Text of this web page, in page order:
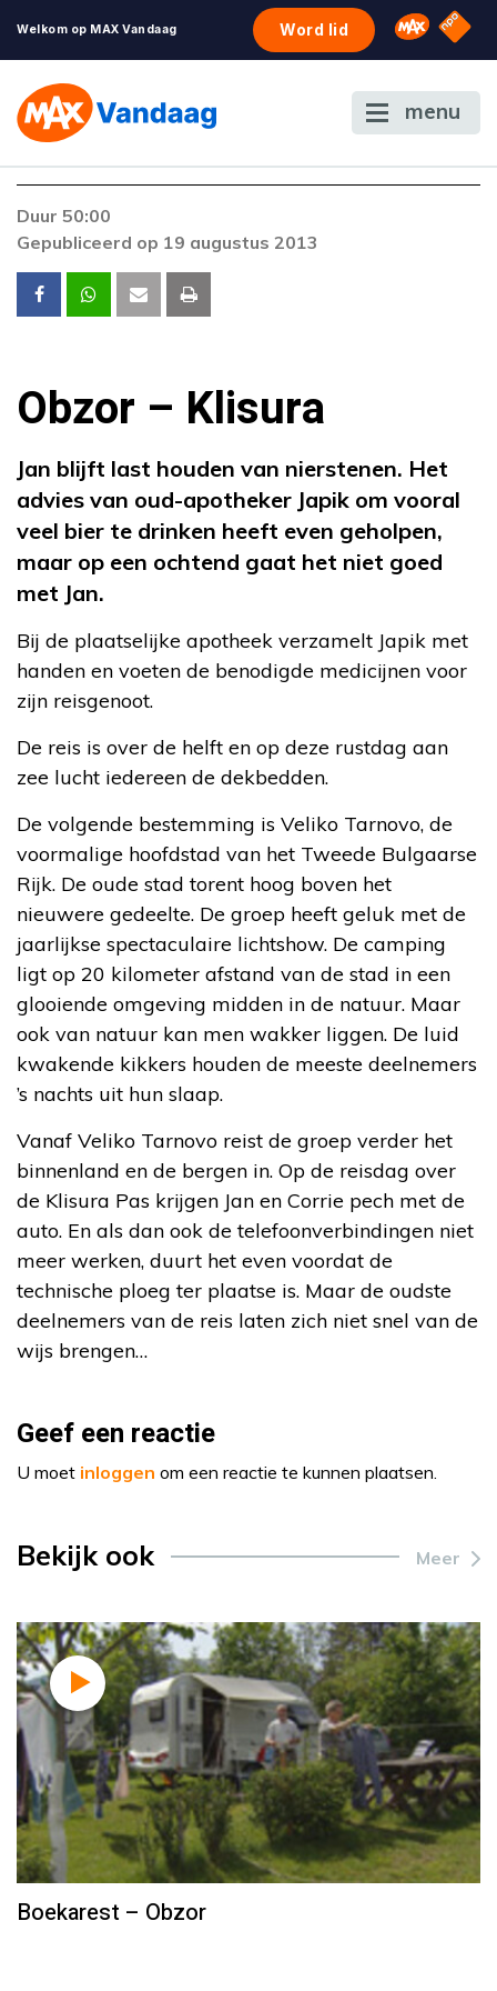
Welkom op MAX Vandaag Word lid Omroep
NPO
menu
Er is een fout opgetreden bij het afspelen van
Duur 50:00
Gepubliceerd op 19 augustus 2013
Obzor – Klisura
Jan blijft last houden van nierstenen. Het
advies van oud-apotheker Japik om vooral
veel bier te drinken heeft even geholpen,
maar op een ochtend gaat het niet goed
met Jan.
Bij de plaatselijke apotheek verzamelt Japik met
handen en voeten de benodigde medicijnen voor
zijn reisgenoot.
De reis is over de helft en op deze rustdag aan
zee lucht iedereen de dekbedden.
De volgende bestemming is Veliko Tarnovo, de
voormalige hoofdstad van het Tweede Bulgaarse
Rijk. De oude stad torent hoog boven het
nieuwere gedeelte. De groep heeft geluk met de
jaarlijkse spectaculaire lichtshow. De camping
ligt op 20 kilometer afstand van de stad in een
glooiende omgeving midden in de natuur. Maar
ook van natuur kan men wakker liggen. De luid
kwakende kikkers houden de meeste deelnemers
’s nachts uit hun slaap.
Vanaf Veliko Tarnovo reist de groep verder het
binnenland en de bergen in. Op de reisdag over
de Klisura Pas krijgen Jan en Corrie pech met de
auto. En als dan ook de telefoonverbindingen niet
meer werken, duurt het even voordat de
technische ploeg ter plaatse is. Maar de oudste
deelnemers van de reis laten zich niet snel van de
wijs brengen…
Geef een reactie
U moet inloggen om een reactie te kunnen plaatsen.
Bekijk ook Meer
Boekarest – Obzor